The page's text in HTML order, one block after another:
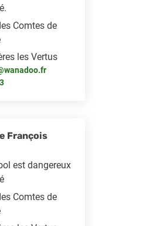
Comtes de
les Vertus
François
est dangereux
Comtes de